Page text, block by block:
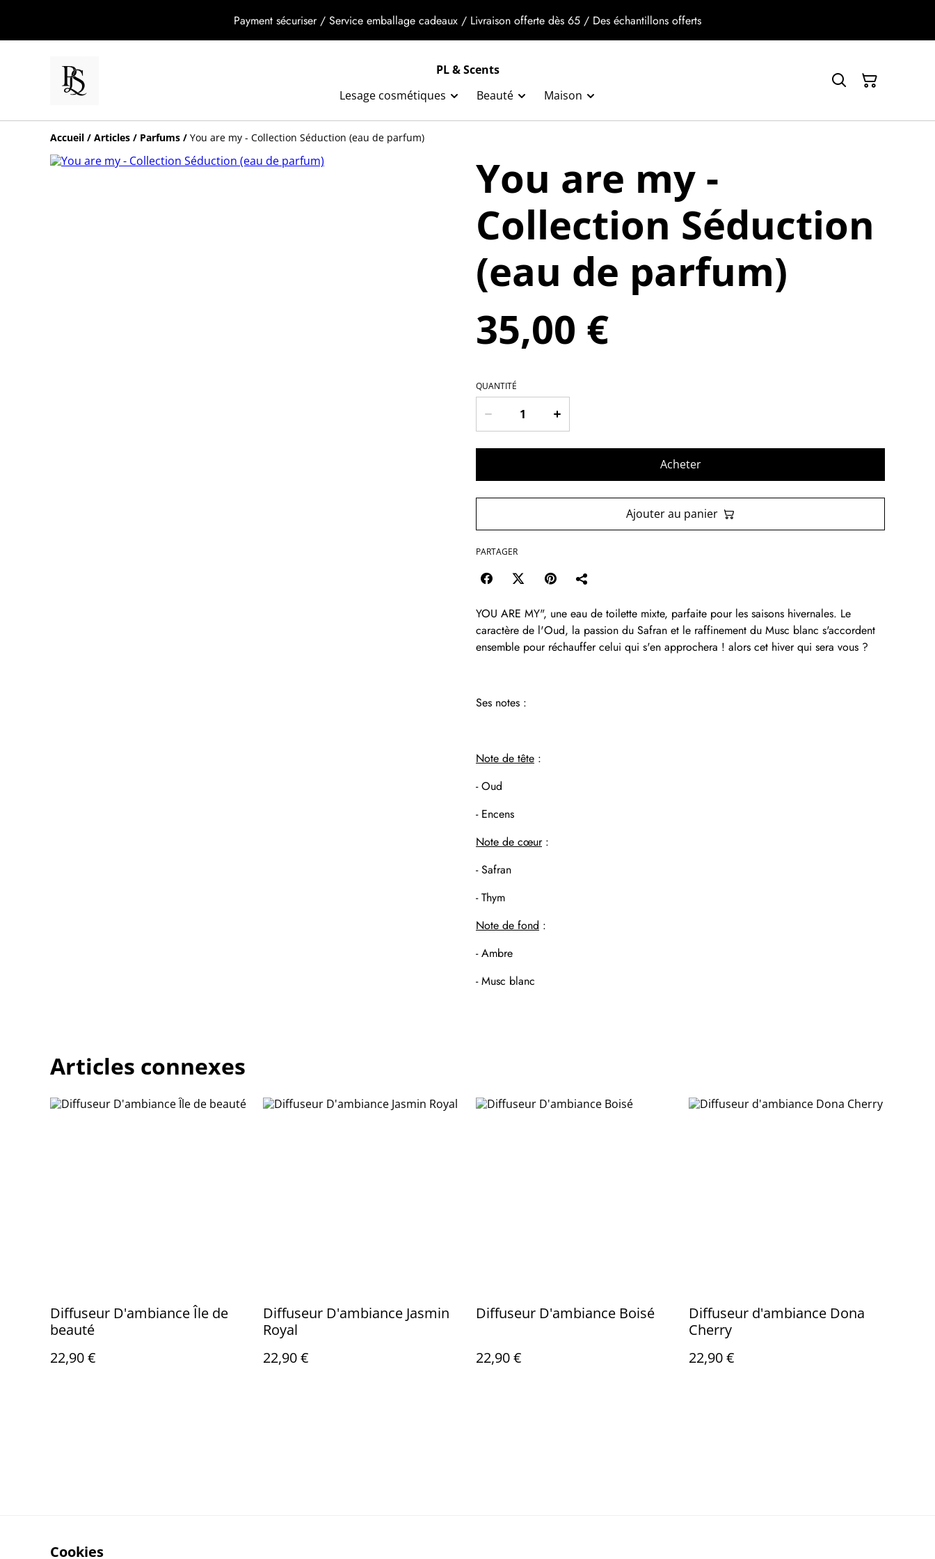
Payment sécuriser / Service emballage cadeaux / Livraison offerte dès 65 / Des échantillons offerts
PL & Scents
Lesage cosmétiques
Beauté Maison
Accueil / Articles / Parfums / You are my - Collection Séduction (eau de parfum)
You are my -
Collection Séduction
(eau de parfum)
35,00 €
QUANTITÉ
Acheter
Ajouter au panier
PARTAGER
YOU ARE MY", une eau de toilette mixte, parfaite pour les saisons hivernales. Le
caractère de l'Oud, la passion du Safran et le raffinement du Musc blanc s'accordent
ensemble pour réchauffer celui qui s'en approchera ! alors cet hiver qui sera vous ?
Ses notes :
Note de tête :
- Oud
- Encens
Note de cœur:
- Safran
- Thym
Note de fond :
- Ambre
- Musc blanc
Articles connexes
Diffuseur D'ambiance Île de
beauté
22,90 €
Diffuseur D'ambiance Jasmin
Royal
22,90 €
Diffuseur D'ambiance Boisé
22,90 €
Diffuseur d'ambiance Dona
Cherry
22,90 €
Cookies